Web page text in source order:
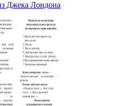
Джека Лондона